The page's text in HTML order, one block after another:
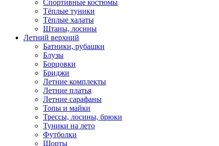
Спортивные костюмы
Тёплые туники
Тёплые халаты
Штаны, лосины
Летний верхний
Батники, рубашки
Блузы
Борцовки
Бриджи
Летние комплекты
Летние платья
Летние сарафаны
Топы и майки
Трессы, лосины, брюки
Туники на лето
Футболки
Шорты